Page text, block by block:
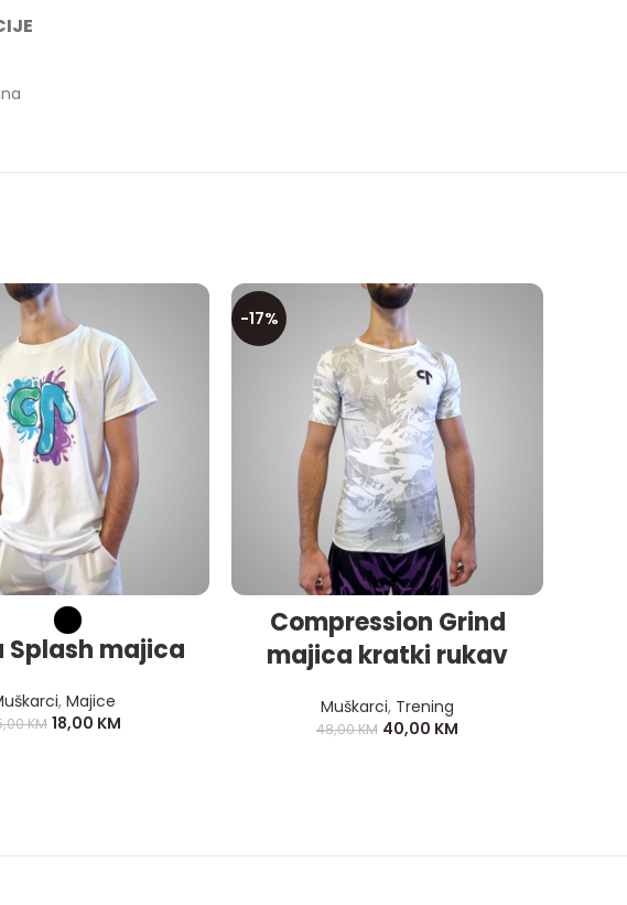
Splash majica
, Majice
KM 18,00 KM
-17%
Compression Grind
majica kratki rukav
Muškarci, Trening
48,00KM 40,00 KM